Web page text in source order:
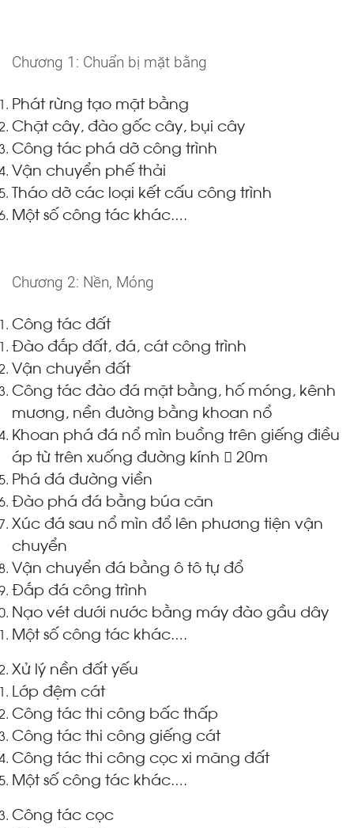
Chương 1: Chuẩn bị mặt bằng
Phát rừng tạo mặt bằng
Chặt cây, đào gốc cây, bụi cây
Công tác phá dỡ công trình
Vận chuyển phế thải
Tháo dỡ các loại kết cấu công trình
Một số công tác khác….
Chương 2: Nền, Móng
Công tác đất
Đào đắp đất, đá, cát công trình
Vận chuyển đất
Công tác đào đá mặt bằng, hố móng, kênh
mương, nền đường bằng khoan nổ
Khoan phá đá nổ mìn buồng trên giếng điều
áp từ trên xuống đường kính  20m
Phá đá đường viền
Đào phá đá bằng búa căn
Xúc đá sau nổ mìn đổ lên phương tiện vận
chuyển
Vận chuyển đá bằng ô tô tự đổ
Đắp đá công trình
Nạo vét dưới nước bằng máy đào gầu dây
Một số công tác khác….
Xử lý nền đất yếu
Lớp đệm cát
Công tác thi công bấc thấp
Công tác thi công giếng cát
Công tác thi công cọc xi măng đất
Một số công tác khác….
Công tác cọc